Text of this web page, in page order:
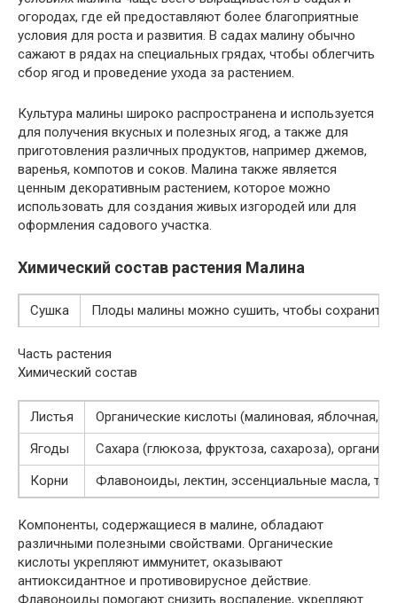
огородах, где ей предоставляют более благоприятные
условия для роста и развития. В садах малину обычно
сажают в рядах на специальных грядах, чтобы облегчить
сбор ягод и проведение ухода за растением.
Культура малины широко распространена и используется
для получения вкусных и полезных ягод, а также для
приготовления различных продуктов, например джемов,
варенья, компотов и соков. Малина также является
ценным декоративным растением, которое можно
использовать для создания живых изгородей или для
оформления садового участка.
Химический состав растения Малина
Сушка Плоды малины можно сушить, чтобы сохранить
Часть растения
Химический состав
Листья
Органические кислоты (малиновая, яблочная,
Ягоды
Сахара (глюкоза, фруктоза, сахароза),
Корни
Флавоноиды, лектин, эссенциальные масла,
Компоненты, содержащиеся в малине, обладают
различными полезными свойствами. Органические
кислоты укрепляют иммунитет, оказывают
антиоксидантное и противовирусное действие.
Флавоноиды помогают снизить воспаление, укрепляют